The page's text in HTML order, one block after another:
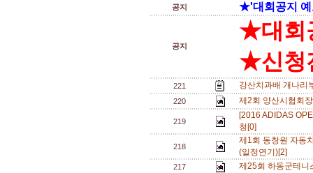
공지 ★'대회공지 예
공지
★대회
★신청
221 강산치과배 개나
220 제2회 양산시협회
219
[2016 ADIDAS
청[0]
218
제1회 동창원 자동
(일정연기)[2]
217 제25회 하동군테